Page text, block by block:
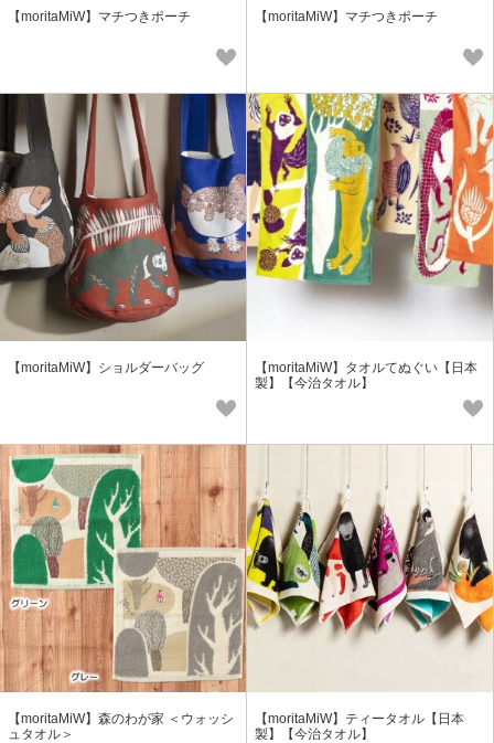
【moritaMiW】マチつきポーチ 【moritaMiW】マチつきポーチ
【moritaMiW】ショルダーバッグ
【moritaMiW】タオルてぬぐい【日本
製】【今治タオル】
【moritaMiW】森のわが家 ＜ウォッシ
ュタオル＞
【moritaMiW】ティータオル【日本
製】【今治タオル】